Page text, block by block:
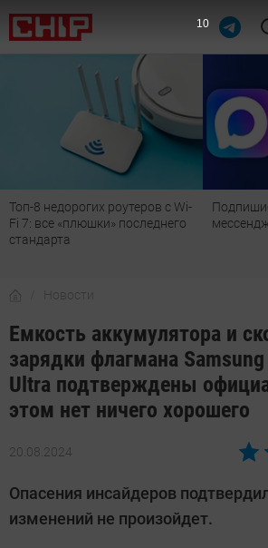
Топ-8 недорогих роутеров с Wi-
Fi 7: все «плюшки» последнего
стандарта
Новости
Емкость аккумулятора и
зарядки флагмана
Ultra подтверждены
этом нет ничего хорошего
20.08.2024
Автор:
Калашников
Опасения инсайдеров
изменений не произойдет.
9